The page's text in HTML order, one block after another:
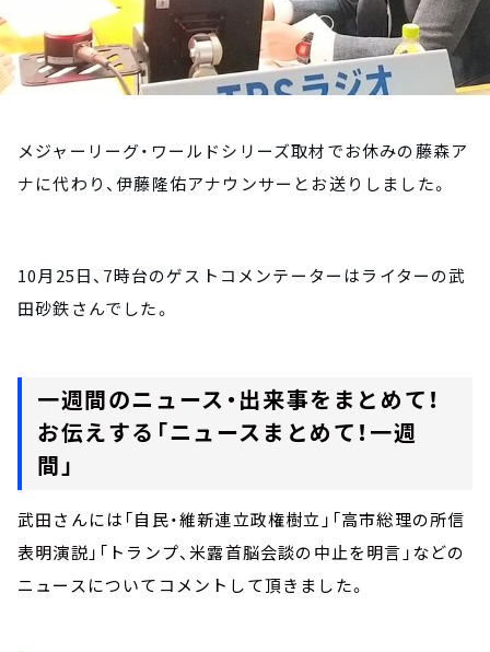
メジャーリーグ・ワールドシリーズ取材でお休みの藤森ア
ナに代わり、伊藤隆佑アナウンサーとお送りしました。
10月25日、7時台のゲストコメンテーターはライターの武
田砂鉄さんでした。
一週間のニュース・出来事をまとめて！
お伝えする「ニュースまとめて！一週
間」
武田さんには「自民・維新連立政権樹立」「高市総理の所信
表明演説」「トランプ、米露首脳会談の中止を明言」などの
ニュースについてコメントして頂きました。